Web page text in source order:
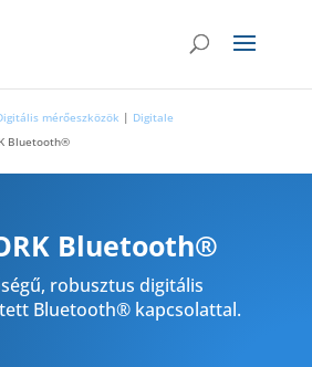
mérőeszközök | Digitale
Bluetooth®
Bluetooth®
robusztus digitális
Bluetooth® kapcsolattal.